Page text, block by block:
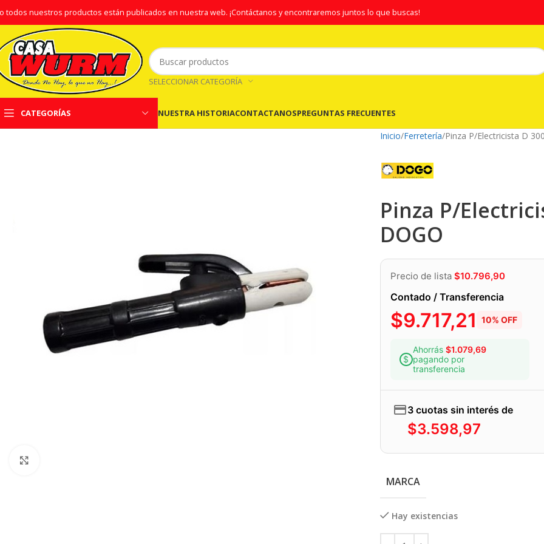
todos nuestros productos están publicados en nuestra web. ¡Contáctanos y encontraremos juntos lo que buscas!
SELECCIONAR CATEGORÍA
CATEGORÍAS NUESTRA HISTORIACONTACTANOSPREGUNTAS FRECUENTES
Inicio Ferretería Pinza P/Electricista D
Pinza P/
DOGO
Precio de lista $10.796,90
Contado / Transferencia
$9.717,21 10% OFF
Ahorrás $1.079,69
pagando por
transferencia
3 cuotas sin interés de
$3.598,97
MARCA
Hay existencias